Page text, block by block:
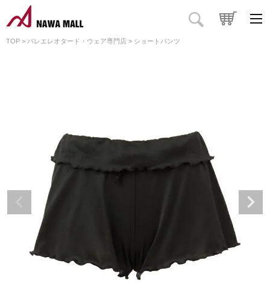
TOP バレエレオタード・ウェア専門店 ショートパンツ